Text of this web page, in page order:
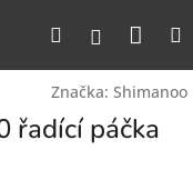
Hledat
Značka: Shimanoo
řadící páčka